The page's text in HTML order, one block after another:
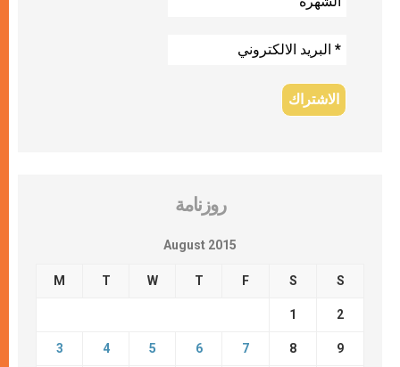
روزنامة
August 2015
M T W T F S S
1 2
3 4 5 6 7 8 9